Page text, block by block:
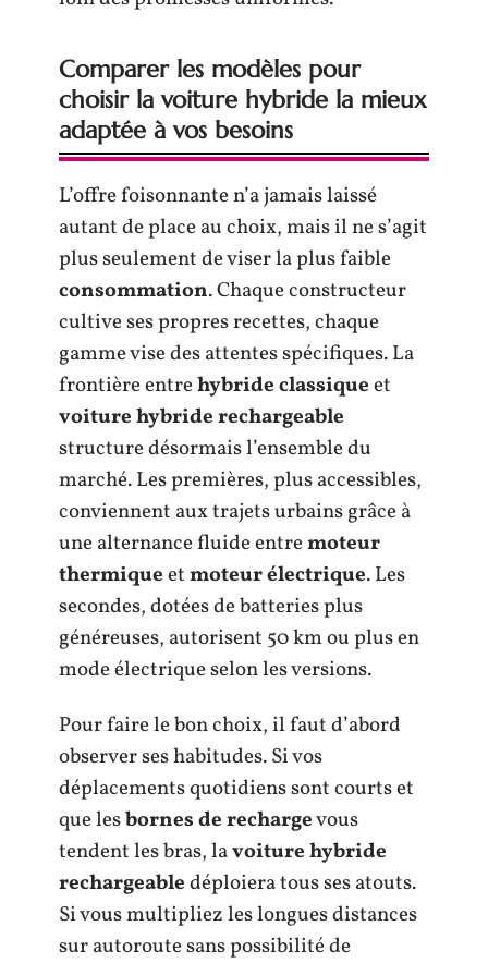
Comparer les modèles pour
choisir la voiture hybride la mieux
adaptée à vos besoins
L’offre foisonnante n’a jamais laissé
autant de place au choix, mais il ne s’agit
plus seulement de viser la plus faible
consommation. Chaque constructeur
cultive ses propres recettes, chaque
gamme vise des attentes spécifiques. La
frontière entrehybride classiqueet
voiture hybride rechargeable
structure désormais l’ensemble du
marché. Les premières, plus accessibles,
conviennent aux trajets urbains grâce à
une alternance fluide entremoteur
thermiqueetmoteur électrique. Les
secondes, dotées de batteries plus
généreuses, autorisent 50 km ou plus en
mode électrique selon les versions.
Pour faire le bon choix, il faut d’abord
observer ses habitudes. Si vos
déplacements quotidiens sont courts et
que lesbornes de rechargevous
tendent les bras, lavoiture hybride
rechargeabledéploiera tous ses atouts.
Si vous multipliez les longues distances
sur autoroute sans possibilité de